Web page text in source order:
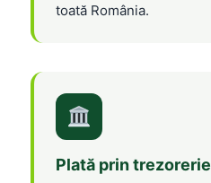
toată România.
Plată prin trezorerie